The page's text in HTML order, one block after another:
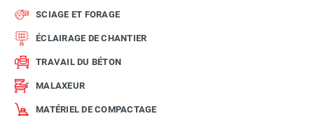
SCIAGE ET FORAGE
ÉCLAIRAGE DE CHANTIER
TRAVAIL DU BÉTON
MALAXEUR
MATÉRIEL DE COMPACTAGE